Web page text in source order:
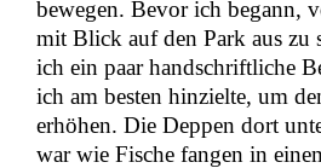
bewegen. Bevor ich begann,
mit Blick auf den Park aus zu
ich ein paar handschriftliche
ich am besten hinzielte, um
erhöhen. Die Deppen dort
war wie Fische fangen in